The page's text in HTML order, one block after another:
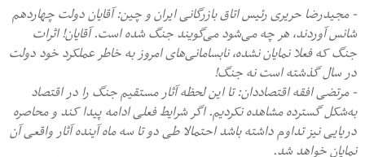
- مجیدرضا حریری رئیس اتاق بازرگانی ایران و چین: آقایان دولت چهاردهم
شانس آوردند، هر چه می‌شود می‌گویند جنگ شده است. آقایان! اثرات
جنگ که فعلا نمایان نشده، نابسامانی‌های امروز به خاطر عملکرد خود دولت
در سال گذشته است نه جنگ!
- مرتضی افقه اقتصاددان: تا این لحظه آثار مستقیم جنگ را در اقتصاد
به‌شکل گسترده مشاهده نکردیم. اگر شرایط فعلی ادامه پیدا کند و محاصره
دریایی نیز تداوم داشته باشد احتمالا طی دو تا سه‌ ماه آینده آثار واقعی آن
نمایان خواهد شد.